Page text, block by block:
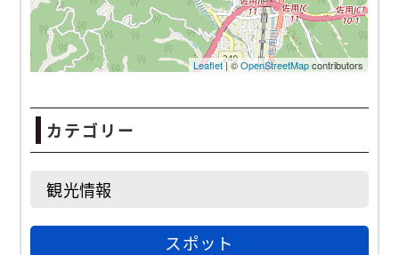
カテゴリー
観光情報
スポット